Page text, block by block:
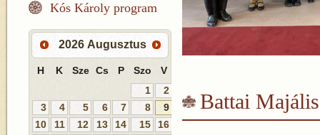
Kós Károly program
2026 Augusztus
H K Sze Cs P Szo
V
1
2
3
4 5 6 7 8
9
10
11 12 13 14 15
16
Battai Majális